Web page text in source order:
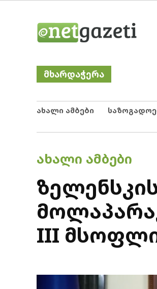
მხარდაჭერა
ახალი ამბები
POSTED
ᲐᲮᲐᲚᲘ ᲐᲛᲑᲔᲑᲘ
III